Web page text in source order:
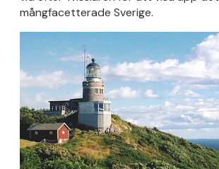
mångfacetterade Sverige.